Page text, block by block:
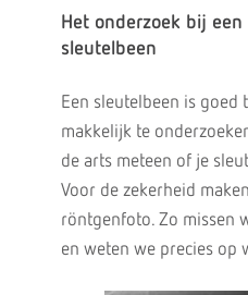
Het onderzoek bij
sleutelbeen
Een sleutelbeen is goed
makkelijk te
de arts meteen of je
Voor de zekerheid
röntgenfoto. Zo missen
en weten we precies op